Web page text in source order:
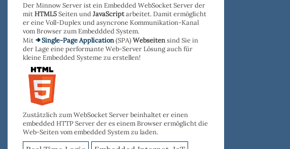
Der Minnow Server ist ein Embedded WebSocket Server der
mitHTML5Seiten und JavaScriptarbeitet. Damit ermöglicht
er eine Voll-Duplex und asyncrone Kommunikation-Kanal
vom Browser zum Embeddded System.
Mit
Single-Page Application(SPA)Webseitensind Sie in
der Lage eine performante Web-Server Lösung auch für
kleine Embedded Systeme zu erstellen!
Zustätzlich zum WebSocket Server beinhaltet er einen
embedded HTTP Server der es einem Browser ermöglicht die
Web-Seiten vom embedded System zu laden.